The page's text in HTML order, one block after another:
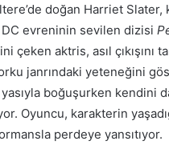
doğan Harriet
DC evreninin sevilen dizisi
çeken aktris, asıl çıkışını
janrındaki yeteneğini
boğuşurken kendini
Oyuncu, karakterin
perdeye yansıtıyor.